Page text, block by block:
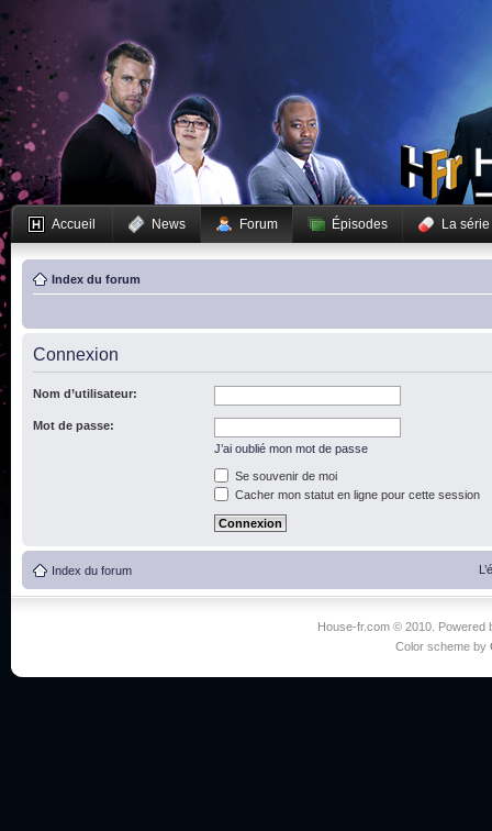
Accueil News Forum Épisodes La série
Index du forum
Connexion
Nom d’utilisateur:
Mot de passe:
J’ai oublié mon mot de passe
Se souvenir de moi
Cacher mon statut en ligne pour cette session
Index du forum
House-fr.com © 2010. Powered
Color scheme by